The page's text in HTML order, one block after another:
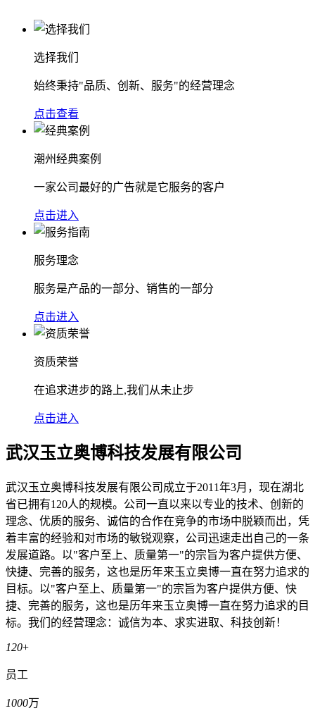
选择我们
始终秉持"品质、创新、服务"的经营理念
点击查看
潮州经典案例
一家公司最好的广告就是它服务的客户
点击进入
服务理念
服务是产品的一部分、销售的一部分
点击进入
资质荣誉
在追求进步的路上,我们从未止步
点击进入
武汉玉立奥博科技发展有限公司
武汉玉立奥博科技发展有限公司成立于2011年3月，现在湖北
省已拥有120人的规模。公司一直以来以专业的技术、创新的
理念、优质的服务、诚信的合作在竞争的市场中脱颖而出，凭
着丰富的经验和对市场的敏锐观察，公司迅速走出自己的一条
发展道路。以"客户至上、质量第一"的宗旨为客户提供方便、
快捷、完善的服务，这也是历年来玉立奥博一直在努力追求的
目标。以"客户至上、质量第一"的宗旨为客户提供方便、快
捷、完善的服务，这也是历年来玉立奥博一直在努力追求的目
标。我们的经营理念：诚信为本、求实进取、科技创新！
120+
员工
1000万